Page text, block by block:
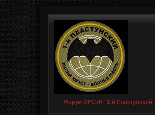
Форум ОРСпН "1-й Пластунский"